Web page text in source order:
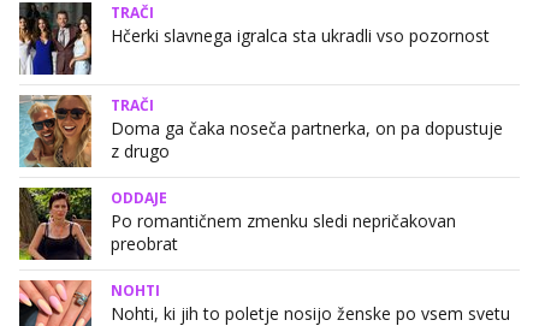
TRAČI
Hčerki slavnega igralca sta ukradli vso pozornost
TRAČI
Doma ga čaka noseča partnerka, on pa dopustuje
z drugo
ODDAJE
Po romantičnem zmenku sledi nepričakovan
preobrat
NOHTI
Nohti, ki jih to poletje nosijo ženske po vsem svetu